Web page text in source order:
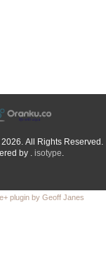
All Rights Reserved.
by . isotype.
plugin by Geoff Janes